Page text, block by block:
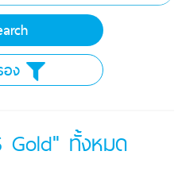
ง
Gold" ทั้งหมด